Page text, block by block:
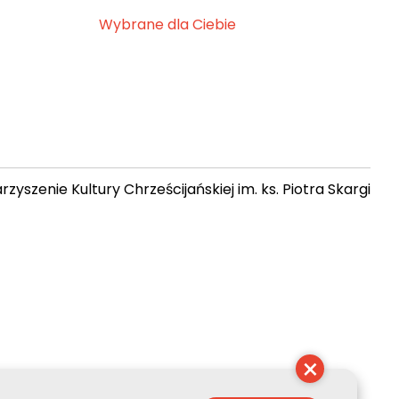
Wybrane dla Ciebie
Kultury Chrześcijańskiej im. ks. Piotra Skargi
×